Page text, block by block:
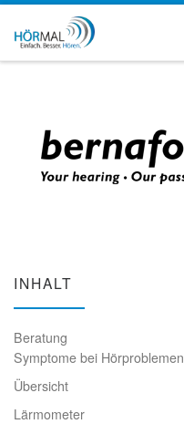
Zum Inhalt springen
INHALT
Beratung
Symptome bei Hörproblemen
Übersicht
Lärmometer